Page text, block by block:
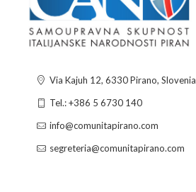
Via Kajuh 12, 6330 Pirano, Slovenia
Tel.: +386 5 6730 140
info@comunitapirano.com
segreteria@comunitapirano.com